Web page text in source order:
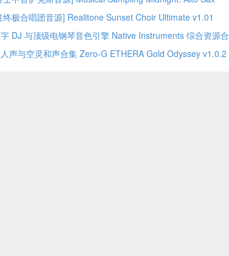
终极合唱团音源] Realitone Sunset Choir Ultimate v1.01
DJ 与顶级电钢琴音色引擎 Native Instruments 综合资源合
声与空灵和声合集 Zero-G ETHERA Gold Odyssey v1.0.2